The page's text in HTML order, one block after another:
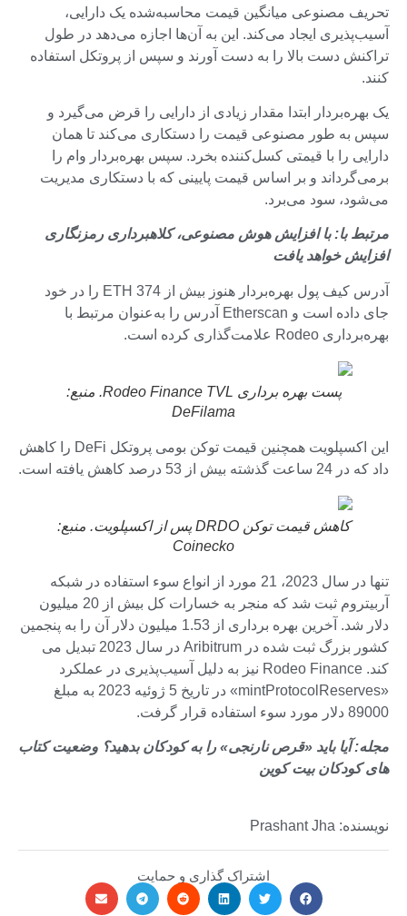
تحریف مصنوعی میانگین قیمت محاسبه‌شده یک دارایی،
آسیب‌پذیری ایجاد می‌کند. این به آن‌ها اجازه می‌دهد در طول
تراکنش دست بالا را به دست آورند و سپس از پروتکل استفاده
کنند.
یک بهره‌بردار ابتدا مقدار زیادی از دارایی را قرض می‌گیرد و
سپس به طور مصنوعی قیمت را دستکاری می‌کند تا همان
دارایی را با قیمتی کسل‌کننده بخرد. سپس بهره‌بردار وام را
برمی‌گرداند و بر اساس قیمت پایینی که با دستکاری مدیریت
می‌شود، سود می‌برد.
مرتبط با:با افزایش هوش مصنوعی، کلاهبرداری رمزنگاری
افزایش خواهد یافت
آدرس کیف پول بهره‌بردار هنوز بیش از 374 ETH را در خود
جای داده است و Etherscan آدرس را به‌عنوان مرتبط با
بهره‌برداری Rodeo علامت‌گذاری کرده است.
پست بهره برداری Rodeo Finance TVL. منبع:
DeFilama
این اکسپلویت همچنین قیمت توکن بومی پروتکل DeFi را کاهش
داد که در 24 ساعت گذشته بیش از 53 درصد کاهش یافته است.
کاهش قیمت توکن DRDO پس از اکسپلویت. منبع:
Coinecko
تنها در سال 2023، 21 مورد از انواع سوء استفاده در شبکه
آربیتروم ثبت شد که منجر به خسارات کل بیش از 20 میلیون
دلار شد. آخرین بهره برداری از 1.53 میلیون دلار آن را به پنجمین
کشور بزرگ ثبت شده در Aribitrum در سال 2023 تبدیل می
کند. Rodeo Finance نیز به دلیل آسیب‌پذیری در عملکرد
«mintProtocolReserves» در تاریخ 5 ژوئیه 2023 به مبلغ
89000 دلار مورد سوء استفاده قرار گرفت.
مجله:آیا باید «قرص نارنجی» را به کودکان بدهید؟ وضعیت کتاب
های کودکان بیت کوین
نویسنده: Prashant Jha
اشتراک گذاری و حمایت